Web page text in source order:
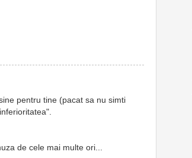
pentru tine (pacat sa nu simti
de cele mai multe ori...